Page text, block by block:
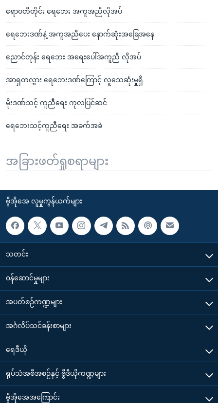
ဧရာဝတီတိုင်း ရေဘေး အကူအညီလိုအပ်
ရေဘေးဒဏ်နဲ့ အကူအညီပေး နောက်ဆုံးအခြေအနေ
ညောင်တုန်း ရေဘေး အရေးပေါ်အကူညီ လိုအပ်
အာရှတလွှား ရေဘေးဒဏ်ကြောင့် လူသေဆုံးမှုရှိ
မိုးဒဏ်သင့် ကူညီရေး ကုလပြင်ဆင်
ရေဘေးသင့်ကူညီရေး အခက်အခဲ
အခြားဖတ်ရှုစရာများ
ဗွီအိုအေ လူမှုကွန်ယက်များ
သတင်း
၀န်ဆောင်မှုများ
အပတ်စဉ်ကဏ္ဍများ
အင်္ဂလိပ်သင်ခန်းစာများ
ရေဒီယို
ရုပ်သံအစီအစဉ်နှင့် ဗွီဒီယိုကဏ္ဍများ
ဗွီအိုအေအကြောင်း